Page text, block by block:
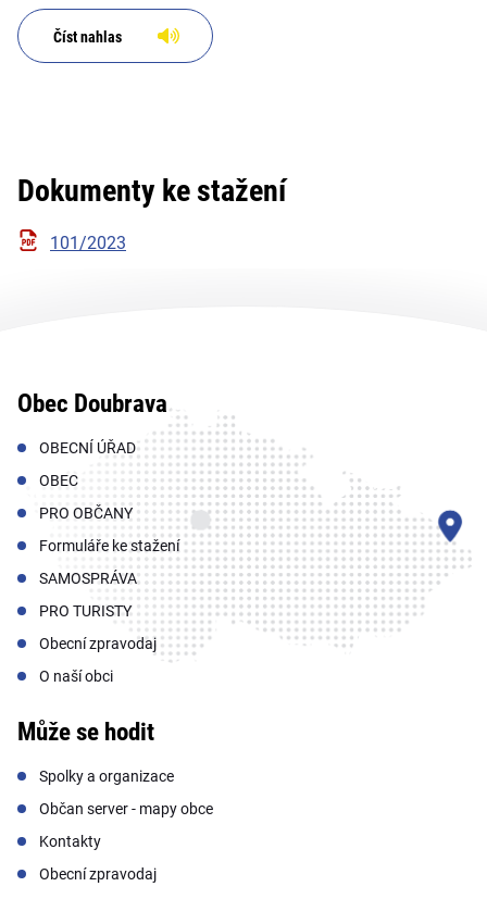
Číst nahlas
Dokumenty ke stažení
101/2023
Obec Doubrava
OBECNÍ ÚŘAD
OBEC
PRO OBČANY
Formuláře ke stažení
SAMOSPRÁVA
PRO TURISTY
Obecní zpravodaj
O naší obci
Může se hodit
Spolky a organizace
Občan server - mapy obce
Kontakty
Obecní zpravodaj